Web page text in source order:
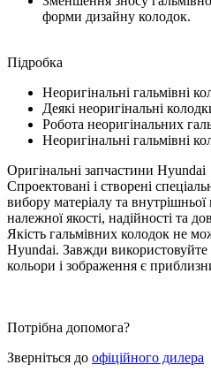
форми дизайну колодок.
Підробка
Неоригінальні гальмівні
Деякі неоригінальні
Робота неоригінальних
Неоригінальні гальмівні
Оригінальні запчастини Hyundai
Спроектовані і створені
вибору матеріалу та
належної якості, надійності та
Якість гальмівних колодок не
Hyundai. Завжди використовуйте
кольори і зображення є
Потрібна допомога?
Зверніться до офіційного дилера